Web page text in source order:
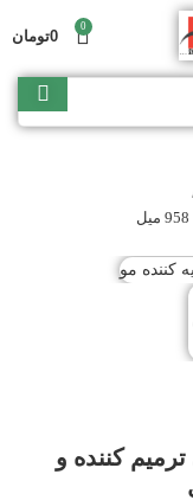
0
0تومان
کننده و